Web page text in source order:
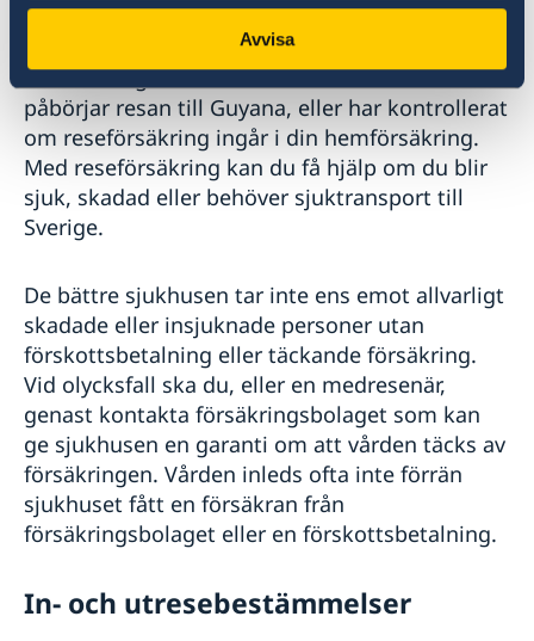
Avvisa
Försäkringsskydd
Det är viktigt att du är rätt försäkrad innan du
påbörjar resan till Guyana, eller har kontrollerat
om reseförsäkring ingår i din hemförsäkring.
Med reseförsäkring kan du få hjälp om du blir
sjuk, skadad eller behöver sjuktransport till
Sverige.
De bättre sjukhusen tar inte ens emot allvarligt
skadade eller insjuknade personer utan
förskottsbetalning eller täckande försäkring.
Vid olycksfall ska du, eller en medresenär,
genast kontakta försäkringsbolaget som kan
ge sjukhusen en garanti om att vården täcks av
försäkringen. Vården inleds ofta inte förrän
sjukhuset fått en försäkran från
försäkringsbolaget eller en förskottsbetalning.
In- och utresebestämmelser